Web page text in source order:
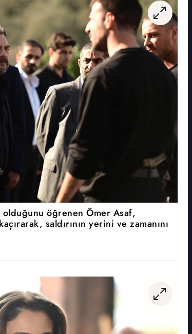
olduğunu öğrenen Ömer Asaf,
saldırının yerini ve zamanını